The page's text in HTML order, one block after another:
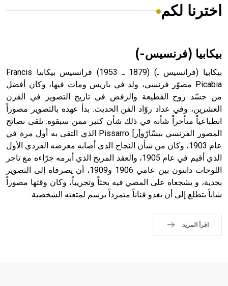
هل تعلم أن الأبسيد كلمة فرنسية اللفظ تم اعتمادها مصطلحاً
- هل تعلم أن أبجر Abgar اسم معروف جيداً يعود إلى عدد من
الملوك الذين حكموا مدينة إديسا (الرها) من أبجر الأول وحتى
التاسع، وهم ينتسبون إلى أسرة أوسروين
- هل تعلم أن الأبجدية الكنعانية تتألف من /22/ علامة كتابية
sign تكتب منفصلة غير متصلة، وتعتمد المبدأ الأكوروفوني،
حيث تقتصر القيمة الصوتية للعلامة الك
اخترنا لكم
بيكابيا (فرنسيس-)
بيكابيا (فرانسيس ـ) (1879 ـ 1953) فرانسيس بيكابيا Francis
Picabia مصوّر فرنسي، ولد في باريس ومات فيها، وكان أفضل
من جسّد روح القطيعة والرفض في تاريخ التصوير في القرن
العشرين، وفي عداد روّاد الفن الحديث. بدأ عهده بالتصوير مصوراً
انطباعياً متأخراً شأنه في ذلك شأن كثير ممن سبقوه. تلقى نصائح
المصور الفرنسي بيسّارّو[ر] Pissarro الذي التقى به أول مرة في
عام 1903، وكان من شأن النجاح الذي أصابه معرضه الفردي الأول
الذي أقيم في عام 1905، والعقد المريح الذي أبرمه جرّاءه مع تاجر
اللوحات دانتون بين عامي 1906 و1909، أن يصرفاه إلى التصوير
بجدية، و يشجعاه على المضي فيه بحثاً وتجريباً، وكان وقتها مصوراً
شاباً يتطلع إلى أن يغدو فناناً متمرداً يرسم لمتعته الشخصية.
اقرأ المزيد